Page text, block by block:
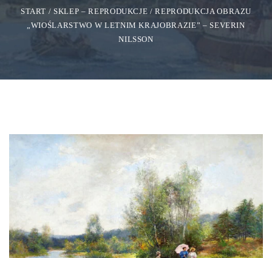
START /SKLEP – REPRODUKCJE /REPRODUKCJA OBRAZU
„WIOŚLARSTWO W LETNIM KRAJOBRAZIE” – SEVERIN
NILSSON